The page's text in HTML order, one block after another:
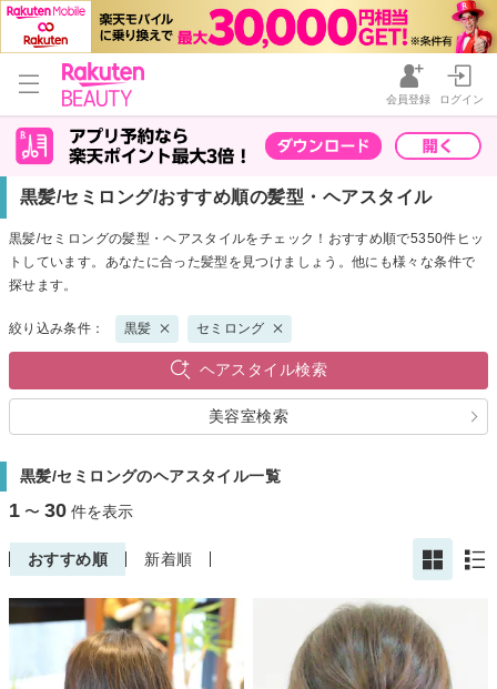
会員登録 ログイン
黒髪/セミロング/おすすめ順の髪型・ヘアスタイル
黒髪/セミロングの髪型・ヘアスタイルをチェック！おすすめ順で5350件ヒッ
トしています。あなたに合った髪型を見つけましょう。他にも様々な条件で
探せます。
絞り込み条件： 黒髪 セミロング
ヘアスタイル検索
美容室検索
黒髪/セミロングのヘアスタイル一覧
1 〜 30 件を表示
おすすめ順 新着順